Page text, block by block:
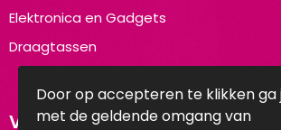
Elektronica en Gadgets
Draagtassen
Volg ons op:
Door op accepteren te klikken ga
met de geldende omgang van